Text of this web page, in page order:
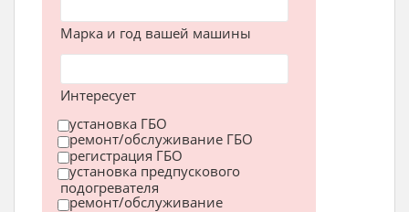
Марка и год вашей машины
Интересует
установка ГБО
ремонт/обслуживание ГБО
регистрация ГБО
установка предпускового
подогревателя
ремонт/обслуживание